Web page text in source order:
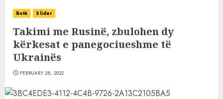
Botë Slider
Takimi me Rusinë, zbulohen dy
kërkesat e panegociueshme të
Ukrainës
FEBRUARY 28, 2022